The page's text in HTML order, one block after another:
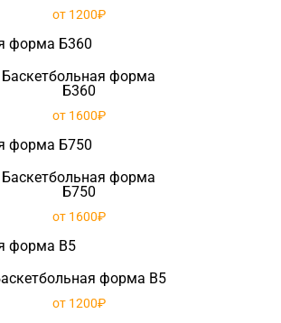
от 1200₽
Баскетбольная форма
Б360
от 1600₽
Баскетбольная форма
Б750
от 1600₽
форма B5
от 1200₽